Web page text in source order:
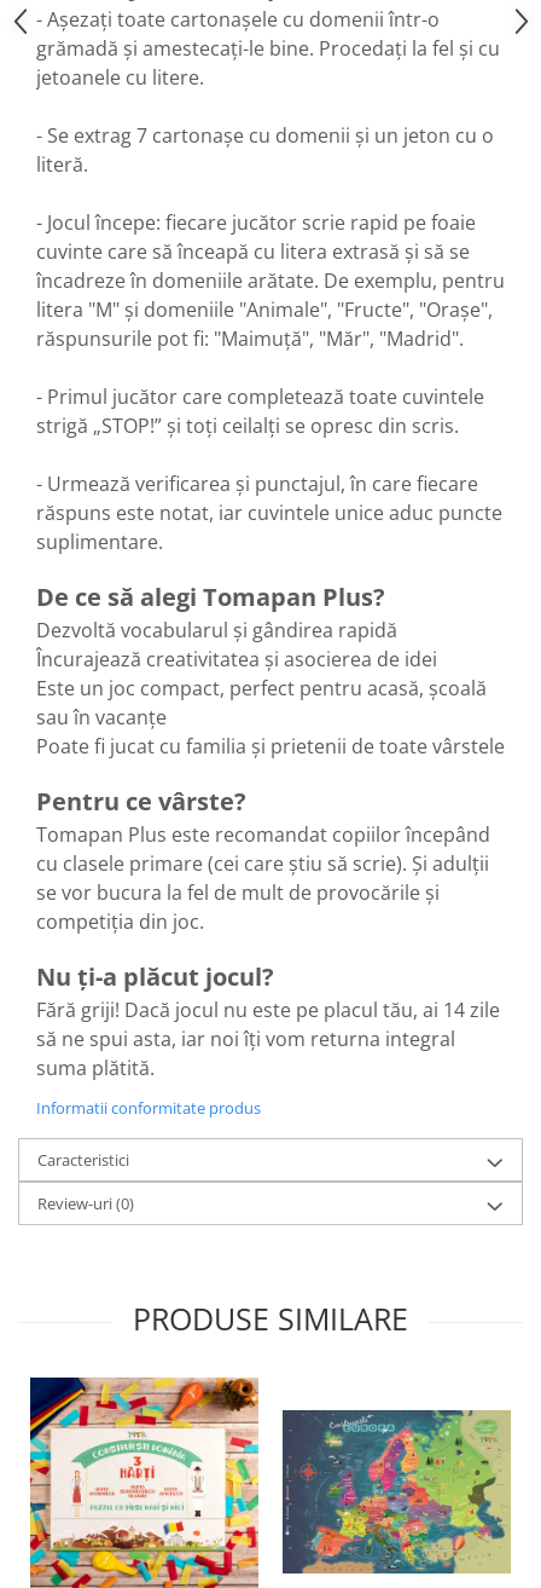
- Așezați toate cartonașele cu domenii într-o
grămadă și amestecați-le bine. Procedați la fel și cu
jetoanele cu litere.
- Se extrag 7 cartonașe cu domenii și un jeton cu o
literă.
- Jocul începe: fiecare jucător scrie rapid pe foaie
cuvinte care să înceapă cu litera extrasă și să se
încadreze în domeniile arătate. De exemplu, pentru
litera "M" și domeniile "Animale", "Fructe", "Orașe",
răspunsurile pot fi: "Maimuță", "Măr", "Madrid".
- Primul jucător care completează toate cuvintele
strigă „STOP!” și toți ceilalți se opresc din scris.
- Urmează verificarea și punctajul, în care fiecare
răspuns este notat, iar cuvintele unice aduc puncte
suplimentare.
De ce să alegi Tomapan Plus?
Dezvoltă vocabularul și gândirea rapidă
Încurajează creativitatea și asocierea de idei
Este un joc compact, perfect pentru acasă, școală
sau în vacanțe
Poate fi jucat cu familia și prietenii de toate vârstele
Pentru ce vârste?
Tomapan Plus este recomandat copiilor începând
cu clasele primare (cei care știu să scrie). Și adulții
se vor bucura la fel de mult de provocările și
competiția din joc.
Nu ți-a plăcut jocul?
Fără griji! Dacă jocul nu este pe placul tău, ai 14 zile
să ne spui asta, iar noi îți vom returna integral
suma plătită.
Informatii conformitate produs
Caracteristici
Review-uri(0)
PRODUSE SIMILARE